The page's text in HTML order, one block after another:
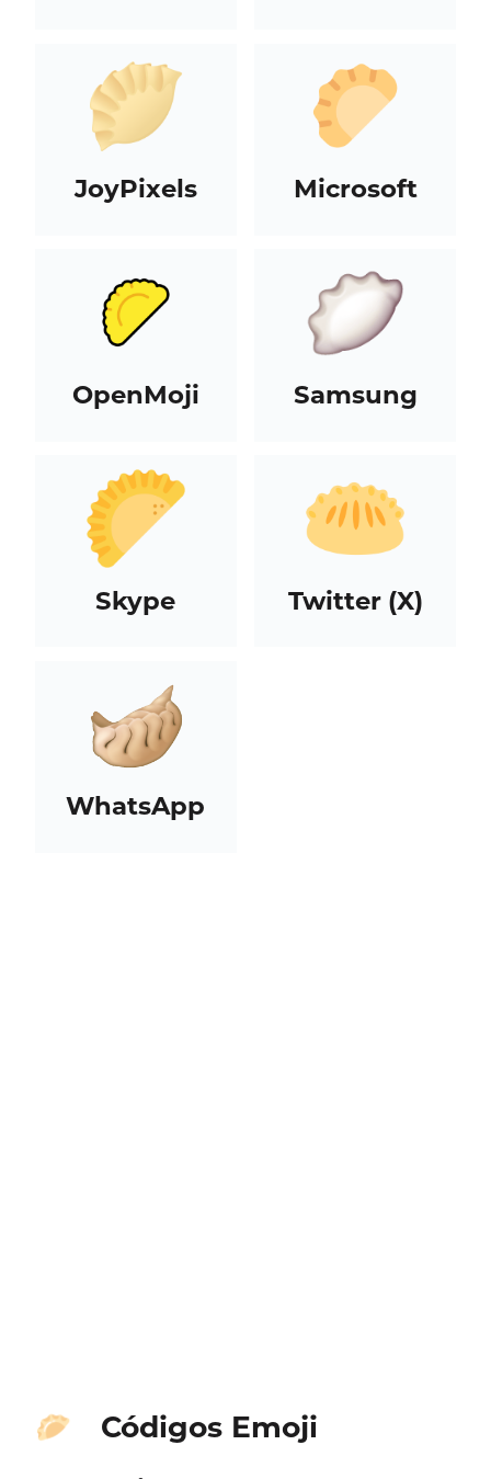
JoyPixels Microsoft
OpenMoji Samsung
Skype Twitter (X)
WhatsApp
🥟 Códigos Emoji